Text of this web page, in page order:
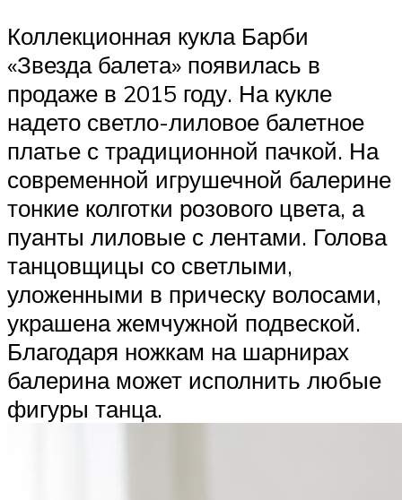
Коллекционная кукла Барби
«Звезда балета» появилась в
продаже в 2015 году. На кукле
надето светло-лиловое балетное
платье с традиционной пачкой. На
современной игрушечной балерине
тонкие колготки розового цвета, а
пуанты лиловые с лентами. Голова
танцовщицы со светлыми,
уложенными в прическу волосами,
украшена жемчужной подвеской.
Благодаря ножкам на шарнирах
балерина может исполнить любые
фигуры танца.